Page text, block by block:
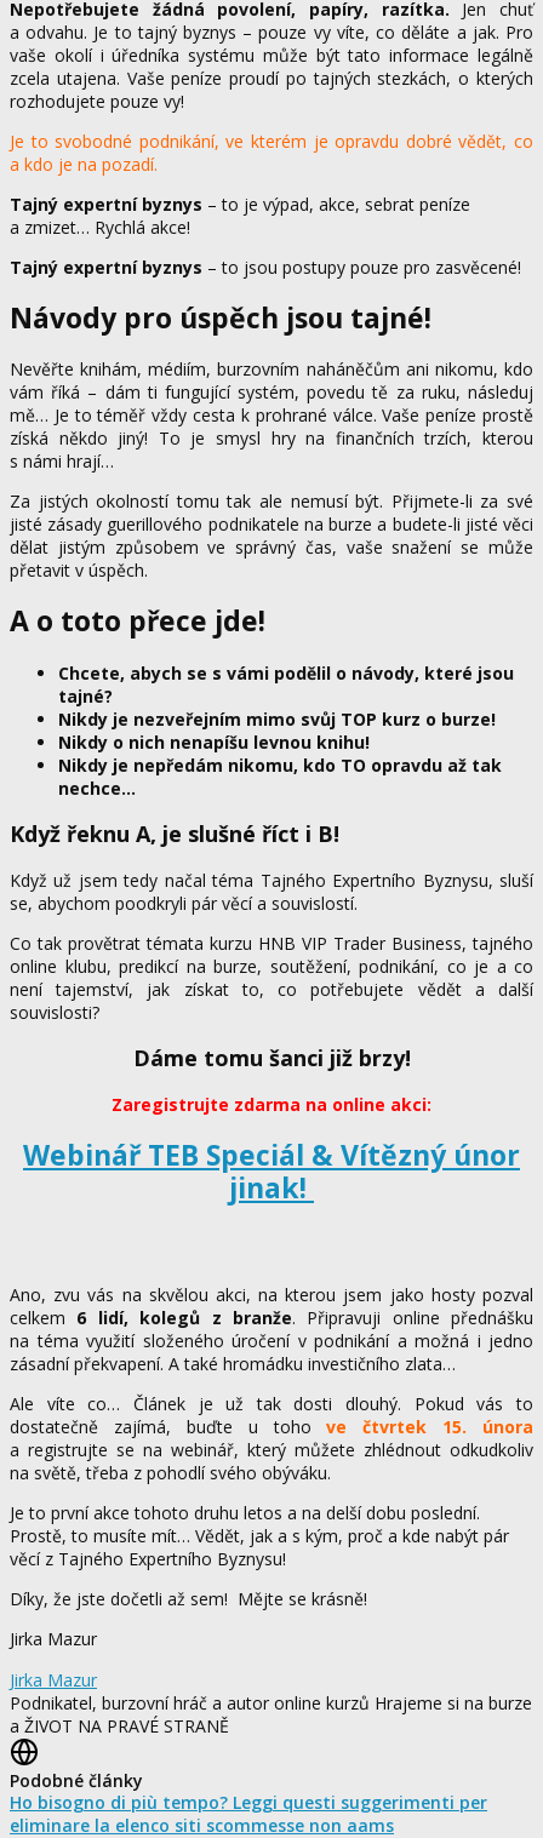
Nepotřebujete žádná povolení, papíry, razítka. Jen chuť
a odvahu. Je to tajný byznys – pouze vy víte, co děláte a jak. Pro
vaše okolí i úředníka systému může být tato informace legálně
zcela utajena. Vaše peníze proudí po tajných stezkách, o kterých
rozhodujete pouze vy!
Je to svobodné podnikání, ve kterém je opravdu dobré vědět, co
a kdo je na pozadí.
Tajný expertní byznys – to je výpad, akce, sebrat peníze
a zmizet… Rychlá akce!
Tajný expertní byznys – to jsou postupy pouze pro zasvěcené!
Návody pro úspěch jsou tajné!
Nevěřte knihám, médiím, burzovním naháněčům ani nikomu, kdo
vám říká – dám ti fungující systém, povedu tě za ruku, následuj
mě… Je to téměř vždy cesta k prohrané válce. Vaše peníze prostě
získá někdo jiný! To je smysl hry na finančních trzích, kterou
s námi hrají…
Za jistých okolností tomu tak ale nemusí být. Přijmete-li za své
jisté zásady guerillového podnikatele na burze a budete-li jisté věci
dělat jistým způsobem ve správný čas, vaše snažení se může
přetavit v úspěch.
A o toto přece jde!
Chcete, abych se s vámi podělil o návody, které jsou
tajné?
Nikdy je nezveřejním mimo svůj TOP kurz o burze!
Nikdy o nich nenapíšu levnou knihu!
Nikdy je nepředám nikomu, kdo TO opravdu až tak
nechce…
Když řeknu A, je slušné říct i B!
Když už jsem tedy načal téma Tajného Expertního Byznysu, sluší
se, abychom poodkryli pár věcí a souvislostí.
Co tak provětrat témata kurzu HNB VIP Trader Business, tajného
online klubu, predikcí na burze, soutěžení, podnikání, co je a co
není tajemství, jak získat to, co potřebujete vědět a další
souvislosti?
Dáme tomu šanci již brzy!
Zaregistrujte zdarma na online akci:
Webinář TEB Speciál & Vítězný únor
jinak!
Ano, zvu vás na skvělou akci, na kterou jsem jako hosty pozval
celkem 6 lidí, kolegů z branže. Připravuji online přednášku
na téma využití složeného úročení v podnikání a možná i jedno
zásadní překvapení. A také hromádku investičního zlata…
Ale víte co… Článek je už tak dosti dlouhý. Pokud vás to
dostatečně zajímá, buďte u tohove čtvrtek 15. února
a registrujte se na webinář, který můžete zhlédnout odkudkoliv
na světě, třeba z pohodlí svého obýváku.
Je to první akce tohoto druhu letos a na delší dobu poslední.
Prostě, to musíte mít… Vědět, jak a s kým, proč a kde nabýt pár
věcí z Tajného Expertního Byznysu!
Díky, že jste dočetli až sem! Mějte se krásně!
Jirka Mazur
roulette 222
Jirka Mazur
Podnikatel, burzovní hráč a autor online kurzů Hrajeme si na burze
a ŽIVOT NA PRAVÉ STRANĚ
Podobné články
Ho bisogno di più tempo? Leggi questi suggerimenti per
eliminare la elenco siti scommesse non aams